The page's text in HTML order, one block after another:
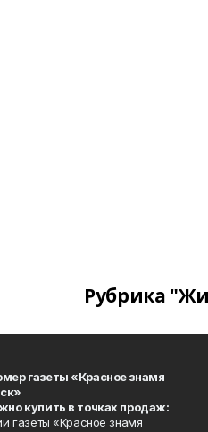
Рубрика
газеты «Красное знамя
купить в точках продаж:
газеты «Красное знамя